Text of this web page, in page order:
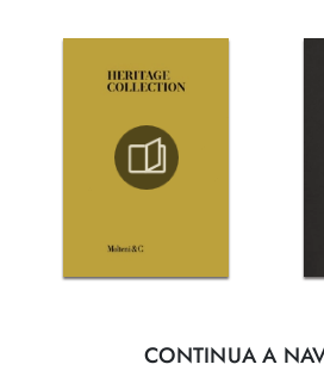
CONTINUA A